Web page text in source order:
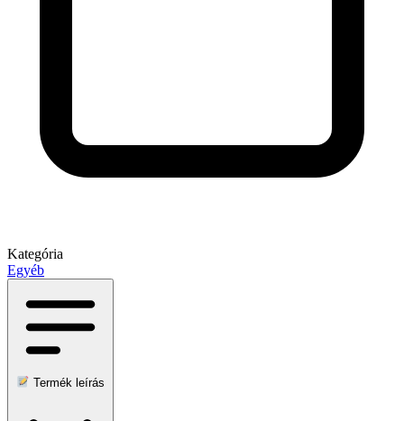
Kategória
Egyéb
Termék leírás